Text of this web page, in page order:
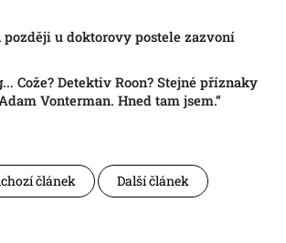
u doktorovy postele zazvoní
Cože? Detektiv Roon? Stejné příznaky
Vonterman. Hned tam jsem.“
článek Další článek